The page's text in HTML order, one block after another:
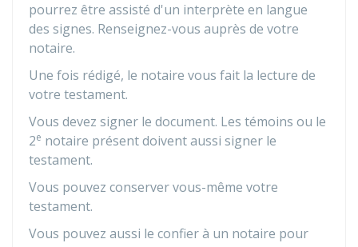
pourrez être assisté d'un interprète en langue
des signes. Renseignez-vous auprès de votre
notaire.
Une fois rédigé, le notaire vous fait la lecture de
votre testament.
Vous devez signer le document. Les témoins ou le
2e notaire présent doivent aussi signer le
testament.
Vous pouvez conserver vous-même votre
testament.
Vous pouvez aussi le confier à un notaire pour